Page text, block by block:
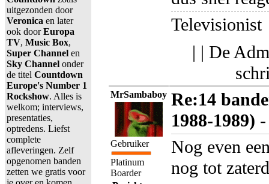
uitgezonden door
Veronica en later
ook doorEuropa
TV, Music Box,
Super Channel en
Sky Channel onder
de titel Countdown
Europe's Number 1
Rockshow. Alles is
welkom; interviews,
presentaties,
optredens. Liefst
complete
afleveringen. Zelf
opgenomen banden
zetten we gratis voor
Televisionist
| | De
MrSambaboy
Gebruiker
Platinum
Boarder
Re:14
1988-1989)
Nog even
nog tot